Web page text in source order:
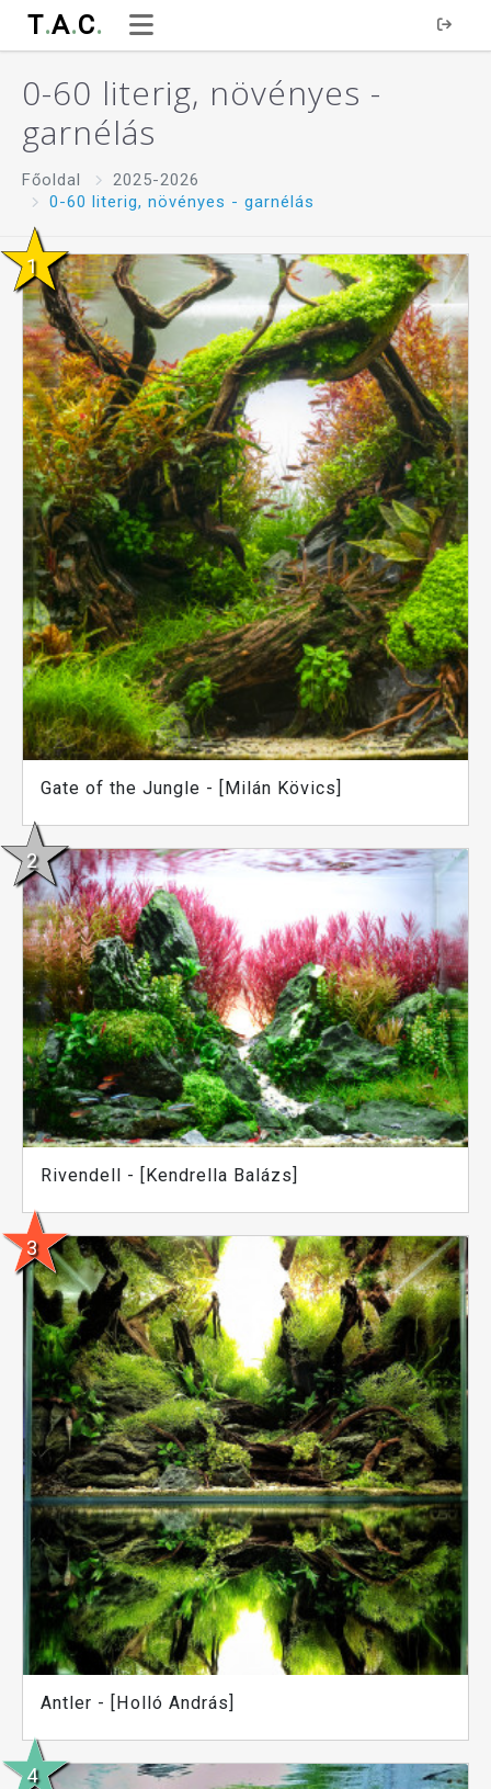
T.A.C.
0-60 literig, növényes -
garnélás
Főoldal
2025-2026
0-60 literig, növényes - garnélás
Gate of the Jungle - [Milán Kövics]
Rivendell - [Kendrella Balázs]
Antler - [Holló András]